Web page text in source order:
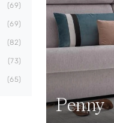
69
69
82
73
65
Penny